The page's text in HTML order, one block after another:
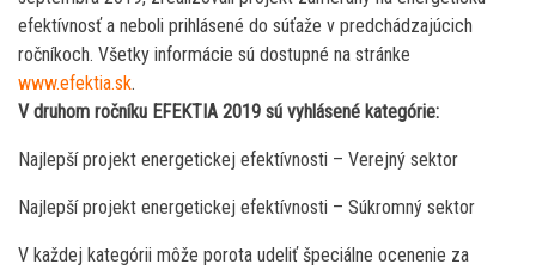
efektívnosť a neboli prihlásené do súťaže v predchádzajúcich
ročníkoch. Všetky informácie sú dostupné na stránke
www.efektia.sk.
V druhom ročníku EFEKTIA 2019 sú vyhlásené kategórie:
Najlepší projekt energetickej efektívnosti – Verejný sektor
Najlepší projekt energetickej efektívnosti – Súkromný sektor
V každej kategórii môže porota udeliť špeciálne ocenenie za